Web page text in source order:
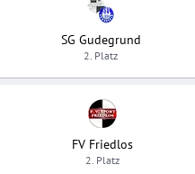
SG Gudegrund
2. Platz
FV Friedlos
2. Platz